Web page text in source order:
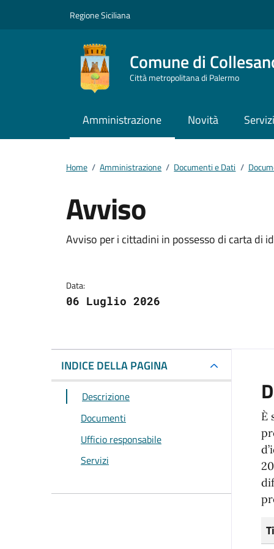
Regione Siciliana
Comune di
Città metropolitana di Palermo
Amministrazione Novità
Home / Amministrazione / Documenti e Dati /
Avviso
Dettagli del
Avviso per i cittadini in possesso di carta di
Data:
06 Luglio 2026
INDICE DELLA PAGINA
Descrizione
Documenti
Ufficio responsabile
Servizi
È